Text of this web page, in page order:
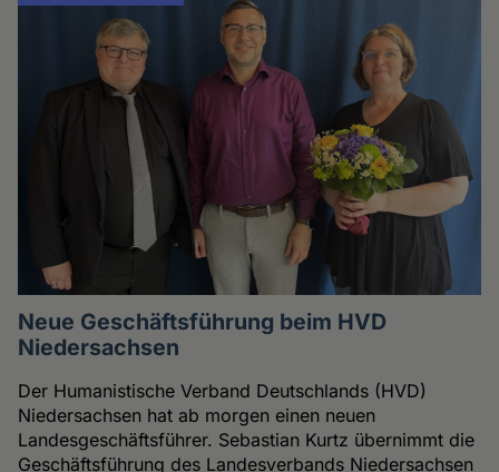
Neue Geschäftsführung beim HVD
Niedersachsen
Der Humanistische Verband Deutschlands (HVD)
Niedersachsen hat ab morgen einen neuen
Landesgeschäftsführer. Sebastian Kurtz übernimmt die
Geschäftsführung des Landesverbands Niedersachsen